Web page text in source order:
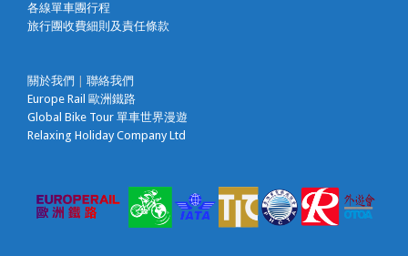
各線單車團行程
旅行團收費細則及責任條款
關於我們
聯絡我們
Europe Rail 歐洲鐵路
Global Bike Tour 單車世界漫遊
Relaxing Holiday Company Ltd